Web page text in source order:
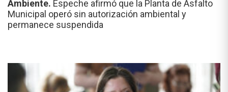
Ambiente. Espeche afirmó que la Planta de Asfalto
Municipal operó sin autorización ambiental y
permanece suspendida